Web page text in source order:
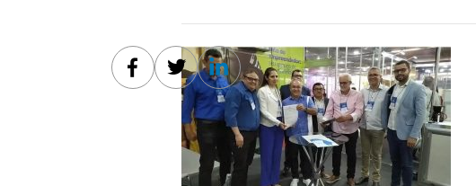
Facebook
TwitterLinkedin